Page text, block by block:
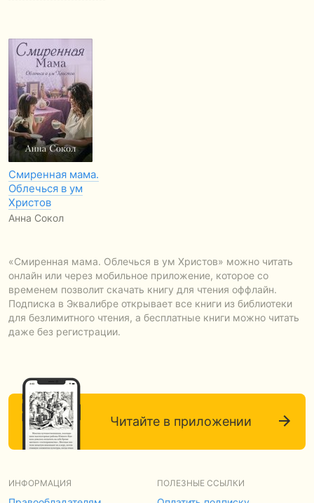
Смиренная мама.
Облечься в ум
Христов
Анна Сокол
«Смиренная мама. Облечься в ум Христов» можно читать
онлайн или через мобильное приложение, которое со
временем позволит скачать книгу для чтения оффлайн.
Подписка в Эквалибре открывает все книги из библиотеки
для безлимитного чтения, а бесплатные книги можно читать
даже без регистрации.
Читайте в приложении
ИНФОРМАЦИЯ ПОЛЕЗНЫЕ ССЫЛКИ